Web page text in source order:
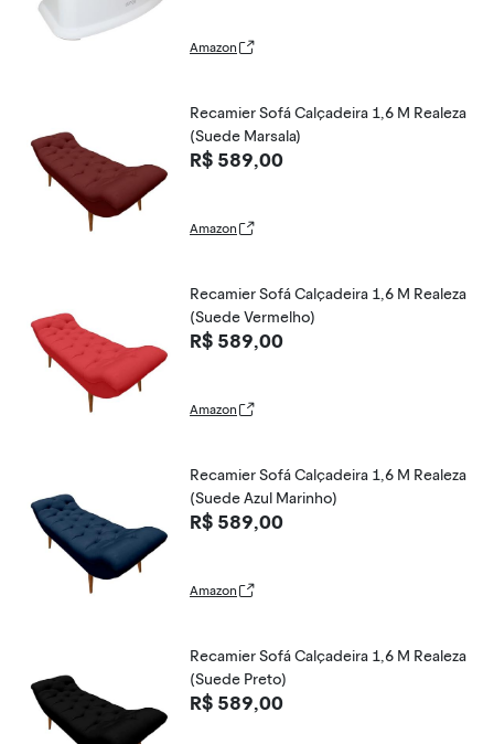
Amazon
Recamier Sofá Calçadeira 1,6 M Realeza
(Suede Marsala)
R$ 589,00
Amazon
Recamier Sofá Calçadeira 1,6 M Realeza
(Suede Vermelho)
R$ 589,00
Amazon
Recamier Sofá Calçadeira 1,6 M Realeza
(Suede Azul Marinho)
R$ 589,00
Amazon
Recamier Sofá Calçadeira 1,6 M Realeza
(Suede Preto)
R$ 589,00